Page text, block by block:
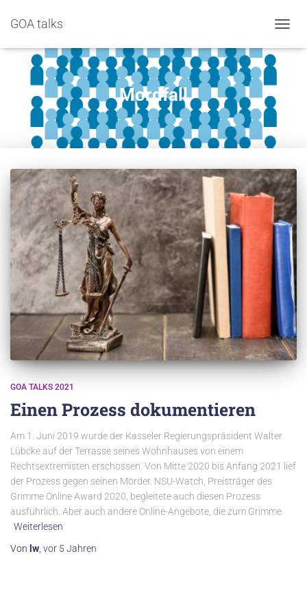
GOA talks
Mordfall
GOA TALKS 2021
Einen Prozess dokumentieren
Am 1. Juni 2019 wurde der Kasseler Regierungspräsident Walter
Lübcke auf der Terrasse seines Wohnhauses von einem
Rechtsextremisten erschossen. Von Mitte 2020 bis Anfang 2021 lief
der Prozess gegen seinen Mörder. NSU-Watch, Preisträger des
Grimme Online Award 2020, begleitete auch diesen Prozess
ausführlich. Aber auch andere Online-Angebote, die zum Grimme
Weiterlesen
Von lw vor 5 Jahren